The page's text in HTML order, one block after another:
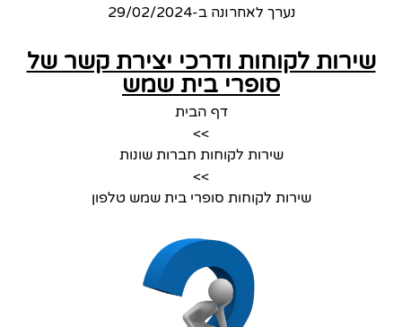
נערך לאחרונה ב-29/02/2024
שירות לקוחות ודרכי יצירת קשר של
סופרי בית שמש
דף הבית
>>
שירות לקוחות חברות שונות
>>
שירות לקוחות סופרי בית שמש טלפון